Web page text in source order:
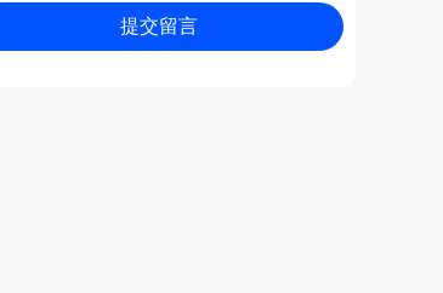
提交留言